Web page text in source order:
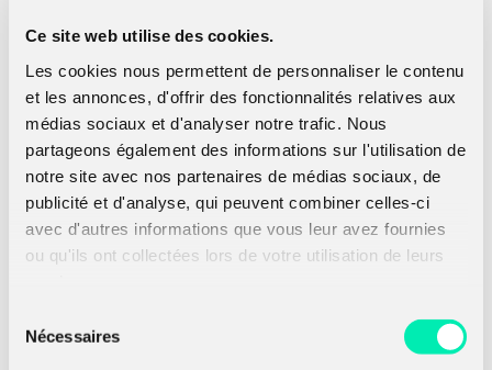
Ce site web utilise des cookies.
Les cookies nous permettent de personnaliser le contenu
et les annonces, d'offrir des fonctionnalités relatives aux
médias sociaux et d'analyser notre trafic. Nous
partageons également des informations sur l'utilisation de
notre site avec nos partenaires de médias sociaux, de
publicité et d'analyse, qui peuvent combiner celles-ci
avec d'autres informations que vous leur avez fournies
ou qu'ils ont collectées lors de votre utilisation de leurs
Nécessaires
L’extension key_share
Cette extension est utilisée pour le partage des
clés publiques dans le cas d’un échange de clés
Diffie-Hellman classique, mais pour un KEM elle
est utilisée pour stocker la clé publique dans le
Lorsqu’un mécanisme hybride est choisi les
données hybrides sont transmises dans cette